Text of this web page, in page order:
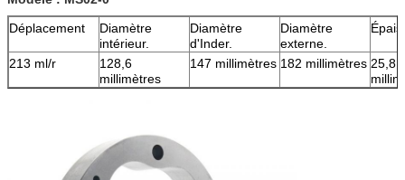
Déplacement
Diamètre
intérieur.
Diamètre
d'Inder.
Diamètre
externe.
213 ml/r
128,6
millimètres
147 millimètres 182 millimètres 25,8